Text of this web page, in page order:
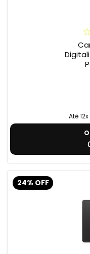
Até
24% OFF